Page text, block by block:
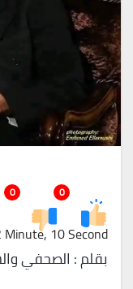
0
0
Minute, 10 Second
بقلم : الصحفي